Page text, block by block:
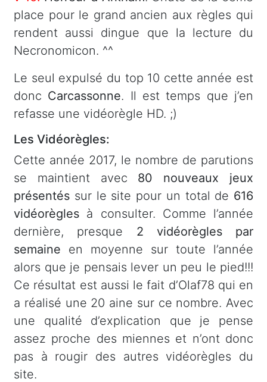
place pour le grand ancien aux règles qui
rendent aussi dingue que la lecture du
Necronomicon. ^^
Le seul expulsé du top 10 cette année est
donc Carcassonne. Il est temps que j’en
refasse une vidéorègle HD. ;)
Les Vidéorègles:
Cette année 2017, le nombre de parutions
se maintient avec 80 nouveaux jeux
présentés sur le site pour un total de 616
vidéorègles à consulter. Comme l’année
dernière, presque 2 vidéorègles par
semaine en moyenne sur toute l’année
alors que je pensais lever un peu le pied!!!
Ce résultat est aussi le fait d’Olaf78 qui en
a réalisé une 20 aine sur ce nombre. Avec
une qualité d’explication que je pense
assez proche des miennes et n’ont donc
pas à rougir des autres vidéorègles du
site.